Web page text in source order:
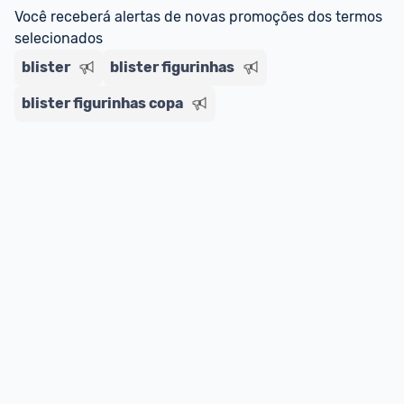
Você receberá alertas de novas promoções dos termos
selecionados
blister
blister figurinhas
blister figurinhas copa